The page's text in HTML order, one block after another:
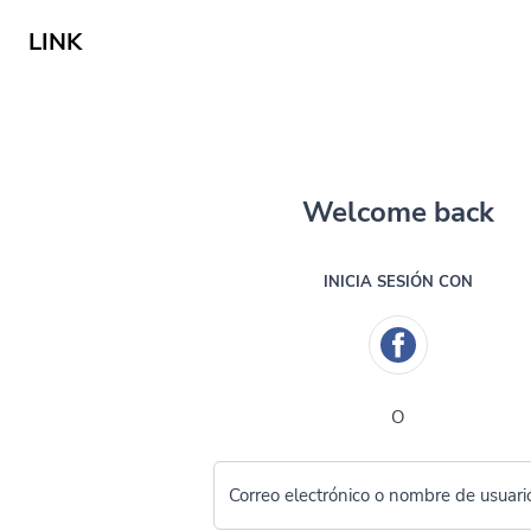
LINK
Welcome back
INICIA SESIÓN CON
O
Correo electrónico o nombre de